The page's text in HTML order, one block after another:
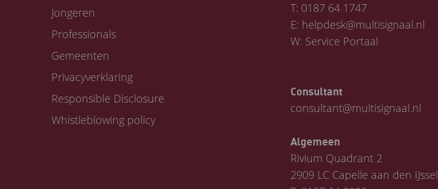
Jongeren
Professionals
Gemeenten
Privacyverklaring
Responsible Disclosure
Whistleblowing policy
T: 0187 64 1747
E: helpdesk@multisignaal.nl
W: Service Portaal
Consultant
consultant@multisignaal.nl
Algemeen
Rivium Quadrant 2
2909 LC Capelle aan den IJssel